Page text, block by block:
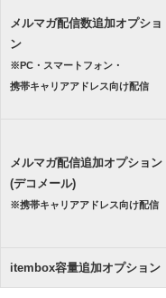
メルマガ配信数追加オプショ
ン
※PC・スマートフォン・
携帯キャリアアドレス向け配信
メルマガ配信追加オプション
(デコメール)
※携帯キャリアアドレス向け配信
itembox容量追加オプション